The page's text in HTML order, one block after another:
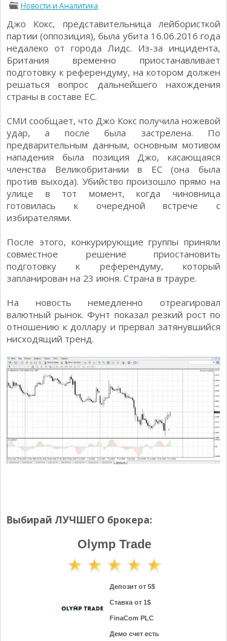
Опционы для начинающих
Стратегии
Торговля Kриптовалютой
Отзывы о бинарных опционах
Стратегии бинарных опционов
Добавить брокера в рейтинг
Новости и Аналитика
Джо Кокс, представительница лейбористкой
партии (оппозиция), была убита 16.06.2016 года
недалеко от города Лидс. Из-за инцидента,
Британия временно приостанавливает
подготовку к референдуму, на котором должен
решаться вопрос дальнейшего нахождения
страны в составе ЕС.
СМИ сообщает, что Джо Кокс получила ножевой
удар, а после была застрелена. По
предварительным данным, основным мотивом
нападения была позиция Джо, касающаяся
членства Великобритании в ЕС (она была
против выхода). Убийство произошло прямо на
улице в тот момент, когда чиновница
готовилась к очередной встрече с
избирателями.
После этого, конкурирующие группы приняли
совместное решение приостановить
подготовку к референдуму, который
запланирован на 23 июня. Страна в трауре.
На новость немедленно отреагировал
валютный рынок. Фунт показал резкий рост по
отношению к доллару и прервал затянувшийся
нисходящий тренд.
Выбирай ЛУЧШЕГО брокера:
Olymp Trade
Депозит от 5$
Ставка от 1$
FinaCom PLC
Демо счет есть